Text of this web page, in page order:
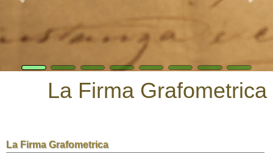
La Firma Grafometrica
La Firma Grafometrica